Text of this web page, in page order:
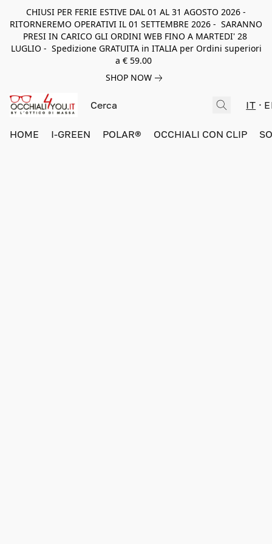
CHIUSI PER FERIE ESTIVE DAL 01 AL 31 AGOSTO 2026 -
RITORNEREMO OPERATIVI IL 01 SETTEMBRE 2026 - SARANNO
PRESI IN CARICO GLI ORDINI WEB FINO A MARTEDI' 28
LUGLIO - Spedizione GRATUITA in ITALIA per Ordini superiori
a € 59.00
SHOP NOW
IT
HOME I-GREEN POLAR® OCCHIALI CON CLIP